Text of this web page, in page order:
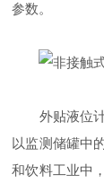
参数。
外贴液位计
以监测储罐中
和饮料工业中